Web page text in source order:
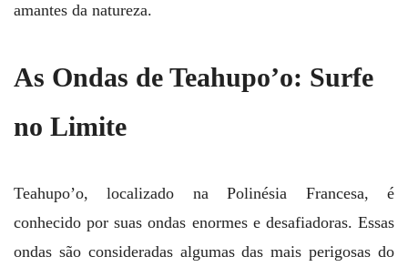
amantes da natureza.
As Ondas de Teahupo’o: Surfe
no Limite
Teahupo’o, localizado na Polinésia Francesa, é
conhecido por suas ondas enormes e desafiadoras. Essas
ondas são consideradas algumas das mais perigosas do